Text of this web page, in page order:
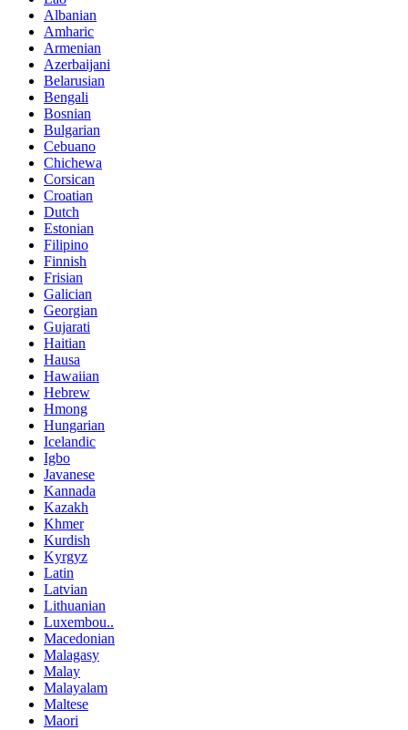
Albanian
Amharic
Armenian
Azerbaijani
Belarusian
Bengali
Bosnian
Bulgarian
Cebuano
Chichewa
Corsican
Croatian
Dutch
Estonian
Filipino
Finnish
Frisian
Galician
Georgian
Gujarati
Haitian
Hausa
Hawaiian
Hebrew
Hmong
Hungarian
Icelandic
Igbo
Javanese
Kannada
Kazakh
Khmer
Kurdish
Kyrgyz
Latin
Latvian
Lithuanian
Luxembou..
Macedonian
Malagasy
Malay
Malayalam
Maltese
Maori